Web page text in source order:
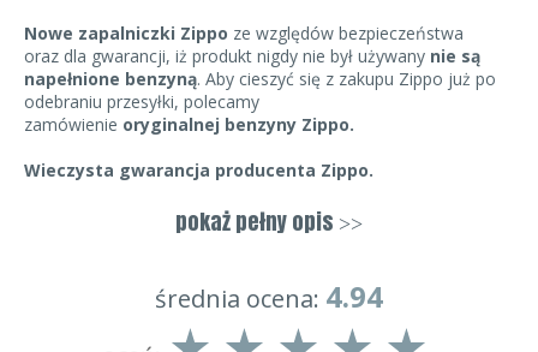
Nowe zapalniczki Zippo ze względów bezpieczeństwa
oraz dla gwarancji, iż produkt nigdy nie był używany nie są
napełnione benzyną. Aby cieszyć się z zakupu Zippo już po
odebraniu przesyłki, polecamy
zamówienie oryginalnej benzyny Zippo.
Wieczysta gwarancja producenta Zippo.
Zapalniczka zapakowana jest w czarne pudełeczko
oraz posiada hologram Zippo potwierdzający
Zapalniczki Zippo posiadają wieczystą gwarancję
na działanie. Usterka jest naprawiana w
pokaż pełny opis >>
średnia ocena: 4.94